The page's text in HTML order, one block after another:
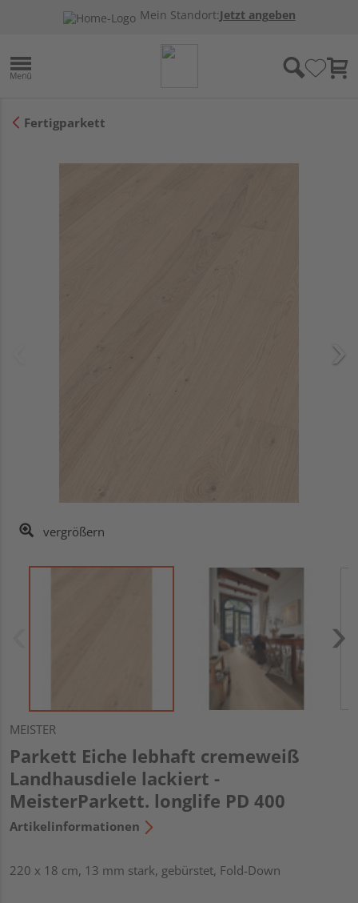
Mein Standort:Jetzt angeben
Fertigparkett
vergrößern
MEISTER
Parkett Eiche lebhaft cremeweiß
Landhausdiele lackiert -
MeisterParkett. longlife PD 400
Artikelinformationen
220 x 18 cm, 13 mm stark, gebürstet, Fold-Down